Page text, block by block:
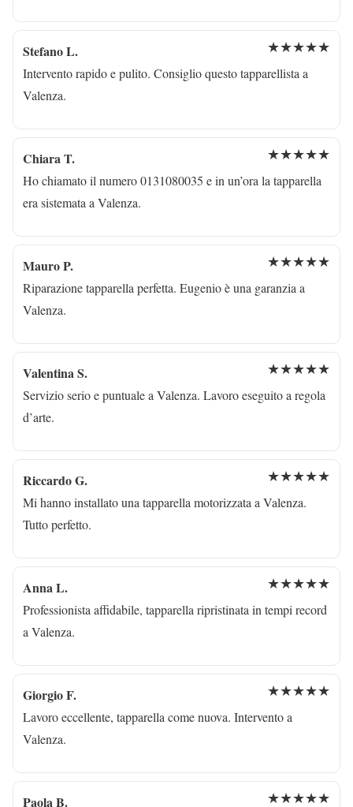
Stefano L. ★★★★★
Intervento rapido e pulito. Consiglio questo tapparellista a
Valenza.
Chiara T. ★★★★★
Ho chiamato il numero 0131080035 e in un’ora la tapparella
era sistemata a Valenza.
Mauro P. ★★★★★
Riparazione tapparella perfetta. Eugenio è una garanzia a
Valenza.
Valentina S. ★★★★★
Servizio serio e puntuale a Valenza. Lavoro eseguito a regola
d’arte.
Riccardo G. ★★★★★
Mi hanno installato una tapparella motorizzata a Valenza.
Tutto perfetto.
Anna L. ★★★★★
Professionista affidabile, tapparella ripristinata in tempi record
a Valenza.
Giorgio F. ★★★★★
Lavoro eccellente, tapparella come nuova. Intervento a
Valenza.
Paola B. ★★★★★